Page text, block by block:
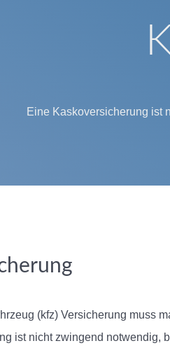
Eine Kaskoversicherung ist
(kfz) Versicherung muss
ist nicht zwingend notwendig,